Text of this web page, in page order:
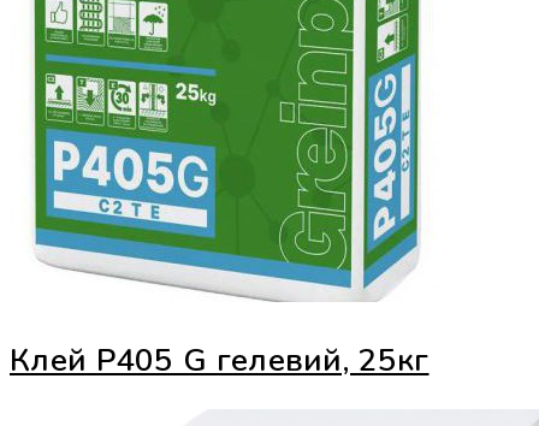
Клей Р405 G гелевий, 25кг